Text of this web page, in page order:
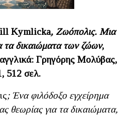
Kymlicka, Ζωόπολις. Μια
τα δικαιώματα των ζώων,
Γρηγόρης Μολύβας,
512 σελ.
; Ένα φιλόδοξο εγχείρημα
θεωρίας για τα δικαιώματα,